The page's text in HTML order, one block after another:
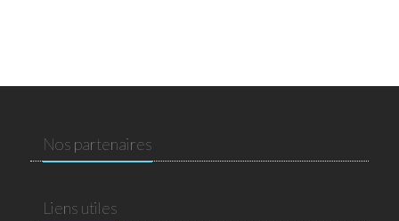
Nos partenaires
Liens utiles